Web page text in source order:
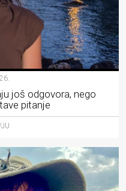
još odgovora, nego
pitanje